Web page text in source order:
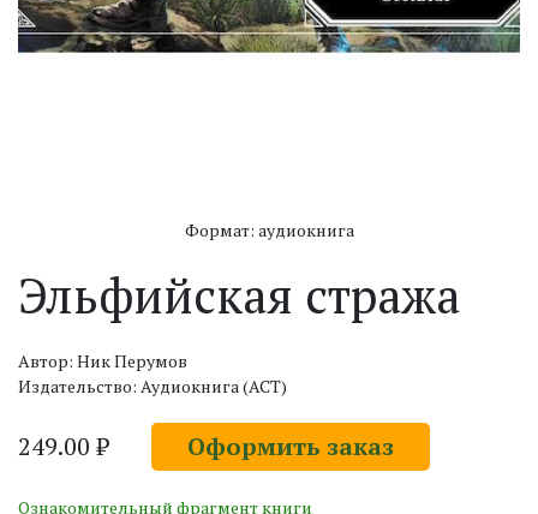
Формат: аудиокнига
Эльфийская стража
Автор: Ник Перумов
Издательство: Аудиокнига (АСТ)
249.00 ₽ Оформить заказ
Ознакомительный фрагмент книги